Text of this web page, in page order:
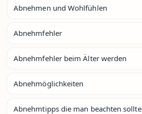
Abnehmen und Wohlfühlen
Abnehmfehler
Abnehmfehler beim Älter werden
Abnehmöglichkeiten
Abnehmtipps die man beachten sollte